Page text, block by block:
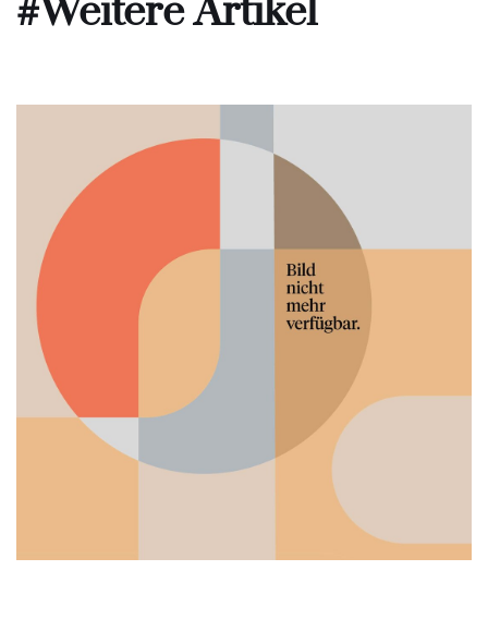
#Weitere Artikel